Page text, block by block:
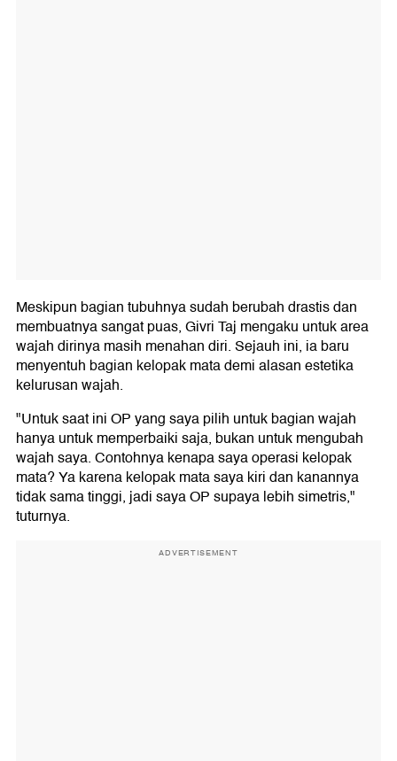
Meskipun bagian tubuhnya sudah berubah drastis dan
membuatnya sangat puas, Givri Taj mengaku untuk area
wajah dirinya masih menahan diri. Sejauh ini, ia baru
menyentuh bagian kelopak mata demi alasan estetika
kelurusan wajah.
"Untuk saat ini OP yang saya pilih untuk bagian wajah
hanya untuk memperbaiki saja, bukan untuk mengubah
wajah saya. Contohnya kenapa saya operasi kelopak
mata? Ya karena kelopak mata saya kiri dan kanannya
tidak sama tinggi, jadi saya OP supaya lebih simetris,"
tuturnya.
ADVERTISEMENT